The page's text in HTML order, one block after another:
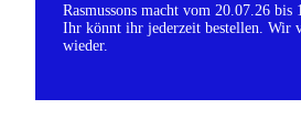
Rasmussons macht vom 20.07.26 bis
Ihr könnt ihr jederzeit bestellen. Wir
wieder.